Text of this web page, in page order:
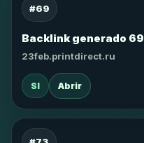
#69
Backlink generado 69
23feb.printdirect.ru
SI Abrir